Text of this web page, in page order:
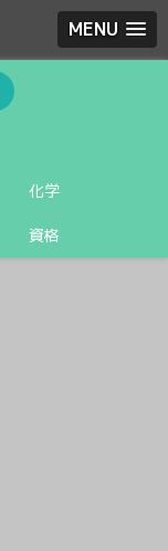
MENU
化学
資格